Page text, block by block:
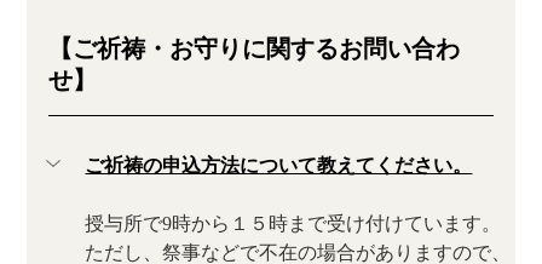
【ご祈祷・お守りに関するお問い合わ
せ】
ご祈祷の申込方法について教えてください。
授与所で9時から１５時まで受け付けています。
ただし、祭事などで不在の場合がありますので、